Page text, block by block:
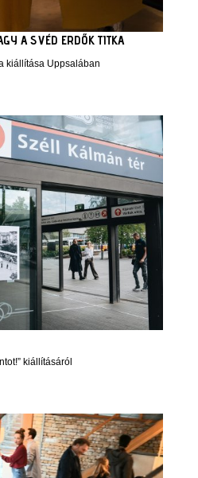
A SVÉD ERDŐK TITKA
kiállítása Uppsalában
kiállításáról